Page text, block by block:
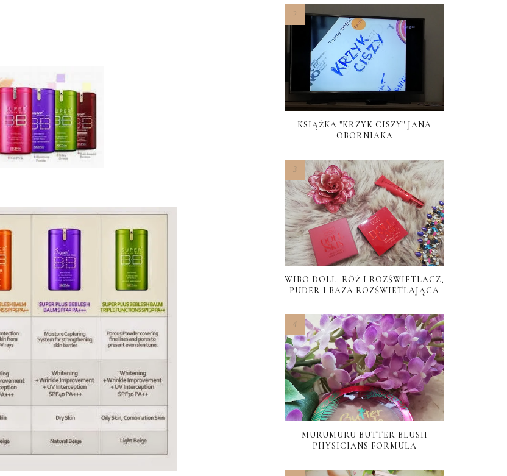
KSIĄŻKA "KRZYK CISZY" JANA
OBORNIAKA
WIBO DOLL: RÓŻ I ROZŚWIETLACZ,
PUDER I BAZA ROZŚWIETLAJĄCA
MURUMURU BUTTER BLUSH
PHYSICIANS FORMULA